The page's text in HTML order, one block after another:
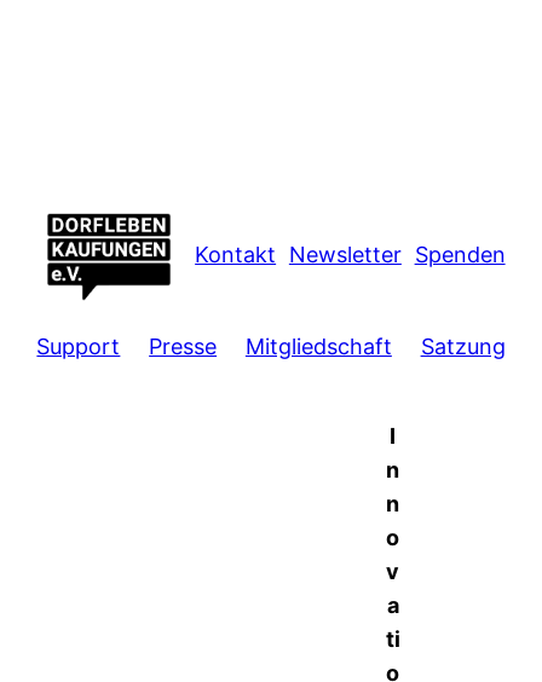
Kontakt Newsletter Spenden
Support Presse Mitgliedschaft Satzung
I
n
n
o
v
a
ti
o